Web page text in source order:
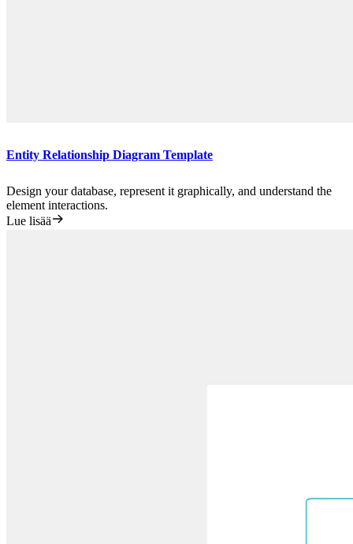
Entity Relationship Diagram Template
Design your database, represent it graphically, and understand the
element interactions.
Lue lisää